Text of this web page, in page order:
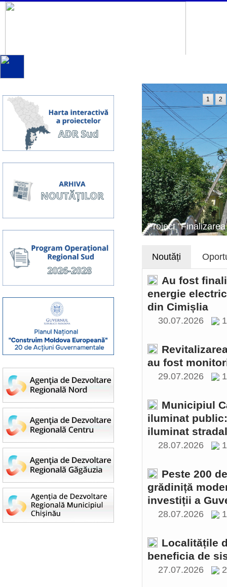
Proiect
1 2
Noutăți
Au fost
energie
din Cimișlia
30.07.2026
au fost
29.07.2026
Municipiul
iluminat
iluminat
28.07.2026
Peste 200
grădiniță
investiții a
28.07.2026
Localitățile
beneficia de
27.07.2026